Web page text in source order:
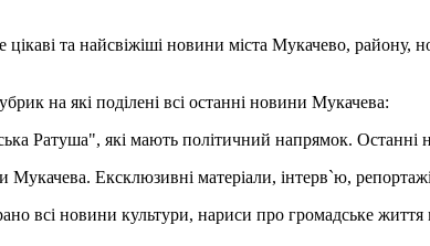
цікаві та найсвіжіші новини міста Мукачево,
на які поділені всі останні новини Мукачева:
Ратуша", які мають політичний напрямок.
Мукачева. Ексклюзивні матеріали, інтерв`ю,
всі новини культури, нариси про громадське життя